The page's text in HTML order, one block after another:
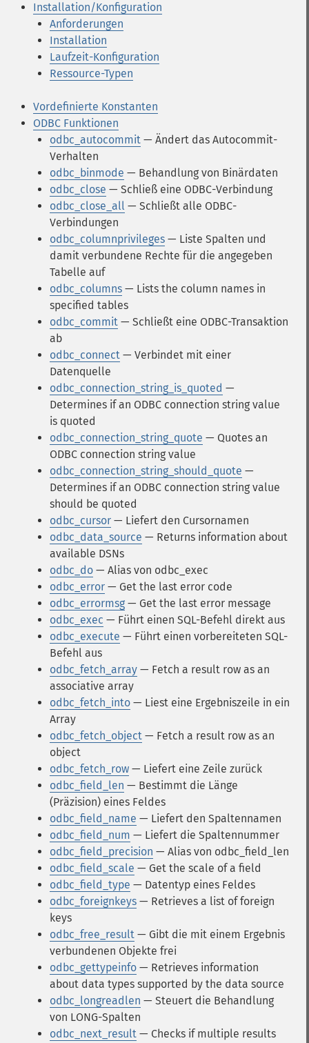
Installation/Konfiguration
Anforderungen
Installation
Laufzeit-Konfiguration
Ressource-Typen
Vordefinierte Konstanten
ODBC Funktionen
odbc_autocommit — Ändert das Autocommit-
Verhalten
odbc_binmode — Behandlung von Binärdaten
odbc_close — Schließ eine ODBC-Verbindung
odbc_close_all — Schließt alle ODBC-
Verbindungen
odbc_columnprivileges — Liste Spalten und
damit verbundene Rechte für die angegeben
Tabelle auf
odbc_columns — Lists the column names in
specified tables
odbc_commit — Schließt eine ODBC-Transaktion
ab
odbc_connect — Verbindet mit einer
Datenquelle
odbc_connection_string_is_quoted —
Determines if an ODBC connection string value
is quoted
odbc_connection_string_quote — Quotes an
ODBC connection string value
odbc_connection_string_should_quote —
Determines if an ODBC connection string value
should be quoted
odbc_cursor — Liefert den Cursornamen
odbc_data_source — Returns information about
available DSNs
odbc_do — Alias von odbc_exec
odbc_error — Get the last error code
odbc_errormsg — Get the last error message
odbc_exec — Führt einen SQL-Befehl direkt aus
odbc_execute — Führt einen vorbereiteten SQL-
Befehl aus
odbc_fetch_array — Fetch a result row as an
associative array
odbc_fetch_into — Liest eine Ergebniszeile in ein
Array
odbc_fetch_object — Fetch a result row as an
object
odbc_fetch_row — Liefert eine Zeile zurück
odbc_field_len — Bestimmt die Länge
(Präzision) eines Feldes
odbc_field_name — Liefert den Spaltennamen
odbc_field_num — Liefert die Spaltennummer
odbc_field_precision — Alias von odbc_field_len
odbc_field_scale — Get the scale of a field
odbc_field_type — Datentyp eines Feldes
odbc_foreignkeys — Retrieves a list of foreign
keys
odbc_free_result — Gibt die mit einem Ergebnis
verbundenen Objekte frei
odbc_gettypeinfo — Retrieves information
about data types supported by the data source
odbc_longreadlen — Steuert die Behandlung
von LONG-Spalten
odbc_next_result — Checks if multiple results